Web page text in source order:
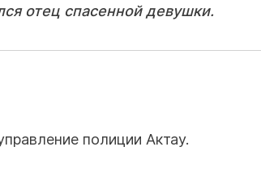
отец спасенной девушки.
полиции Актау.